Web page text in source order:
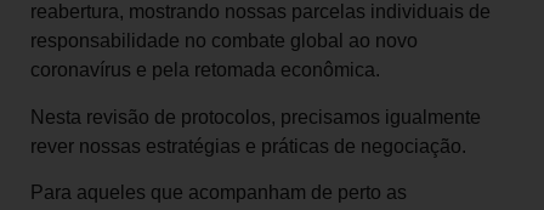
reabertura, mostrando nossas parcelas individuais de
responsabilidade no combate global ao novo
coronavírus e pela retomada econômica.
Nesta revisão de protocolos, precisamos igualmente
rever nossas estratégias e práticas de negociação.
Para aqueles que acompanham de perto as